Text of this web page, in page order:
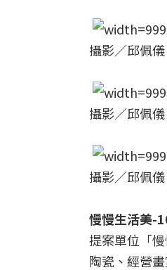
攝影／邱佩儀
攝影／邱佩儀
攝影／邱佩儀
慢慢生活美-
提案單位「
陶瓷、經營